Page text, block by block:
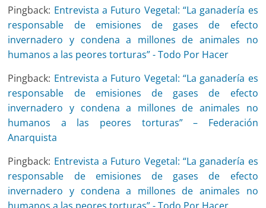
Pingback: Entrevista a Futuro Vegetal: “La ganadería es
responsable de emisiones de gases de efecto
invernadero y condena a millones de animales no
humanos a las peores torturas” - Todo Por Hacer
Pingback: Entrevista a Futuro Vegetal: “La ganadería es
responsable de emisiones de gases de efecto
invernadero y condena a millones de animales no
humanos a las peores torturas” – Federación
Anarquista
Pingback: Entrevista a Futuro Vegetal: “La ganadería es
responsable de emisiones de gases de efecto
invernadero y condena a millones de animales no